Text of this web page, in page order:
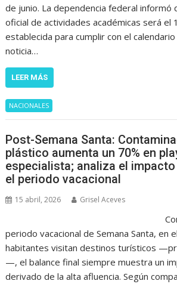
de junio. La dependencia federal informó
oficial de actividades académicas será el
establecida para cumplir con el
noticia…
LEER MÁS
NACIONALES
Post-Semana Santa:
plástico aumenta un 70% en
especialista; analiza el
el periodo vacacional
15 abril, 2026 Grisel Aceves
periodo vacacional de Semana Santa, en
habitantes visitan destinos turísticos
—, el balance final siempre muestra un
derivado de la alta afluencia. Según